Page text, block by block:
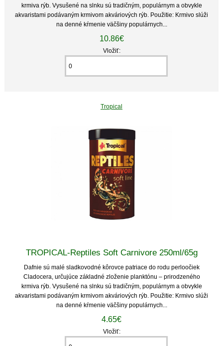
krmiva rýb. Vysušené na slnku sú tradičným, populárnym a obvykle
akvaristami podávaným krmivom akváriových rýb. Použitie: Krmivo slúži
na denné kŕmenie väčšiny populárnych...
10.86€
Vložiť:
Tropical
TROPICAL-Reptiles Soft Carnivore 250ml/65g
Dafnie sú malé sladkovodné kôrovce patriace do rodu perloočiek
Cladocera, určujúce základné zloženie planktónu – prirodzeného
krmiva rýb. Vysušené na slnku sú tradičným, populárnym a obvykle
akvaristami podávaným krmivom akváriových rýb. Použitie: Krmivo slúži
na denné kŕmenie väčšiny populárnych...
4.65€
Vložiť: